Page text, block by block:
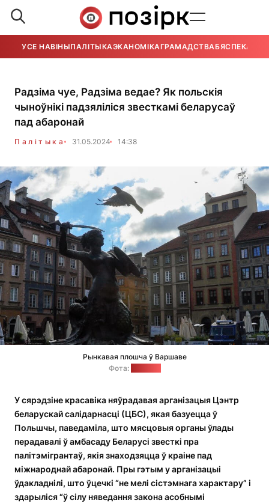
УСЕ НАВІНЫПАЛІТЫКАЭКАНОМІКАГРАМАДСТВАБЯСПЕКА
Радзіма чуе, Радзіма ведае? Як польскія
чыноўнікі падзяліліся звесткамі беларусаў
пад абаронай
Палітыка 31.05.2024 14:38
Рынкавая плошча ў Варшаве
Фота:
У сярэдзіне красавіка няўрадавая арганізацыя Цэнтр
беларускай салідарнасці (ЦБС), якая базуецца ў
Польшчы, паведаміла, што мясцовыя органы ўлады
перадавалі ў амбасаду Беларусі звесткі пра
палітэмігрантаў, якія знаходзяцца ў краіне пад
міжнароднай абаронай. Пры гэтым у арганізацыі
ўдакладнілі, што ўцечкі “не мелі сістэмнага характару” і
здарыліся “ў сілу няведання закона асобнымі